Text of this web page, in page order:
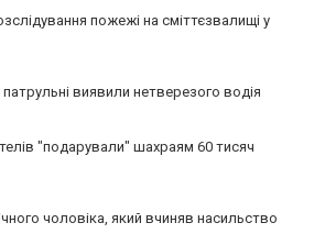
пожежі на сміттєзвалищі у
виявили нетверезого водія
"подарували" шахраям 60 тисяч
чоловіка, який вчиняв насильство